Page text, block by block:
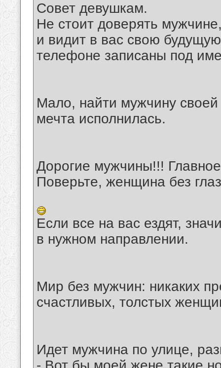
Совет девушкам.
Не стоит доверять
и видит в вас свою
телефоне записаны под
Мало, найти мужчину своей
мечта исполнилась.
Дорогие мужчины!!!
Поверьте, женщина без
Если все на вас ездят,
в нужном направлении.
Мир без мужчин: никаких
счастливых, толстых
Идет мужчина по улице,